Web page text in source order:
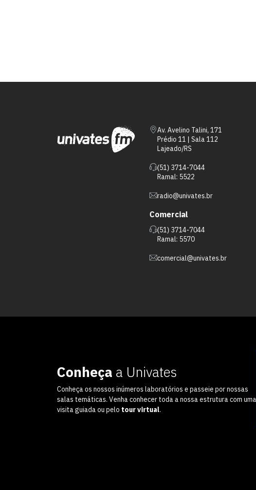
Av. Avelino Talini, 171
Prédio 11 | Sala 112
Lajeado/RS
(51) 3714-7044
Ramal: 5522
radio@univates.br
Comercial
(51) 3714-7044
Ramal: 5570
comercial@univates.br
Conheça a Univates
Conheça os nossos inúmeros laboratórios e passeie por nossas
salas temáticas. Venha conhecer toda a nossa estrutura com uma
visita guiada ou pelo tour virtual.